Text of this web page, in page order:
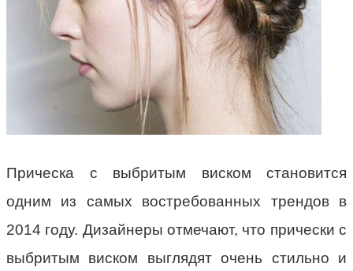
Прическа с выбритым виском становится
одним из самых востребованных трендов в
2014 году. Дизайнеры отмечают, что прически с
выбритым виском выглядят очень стильно и